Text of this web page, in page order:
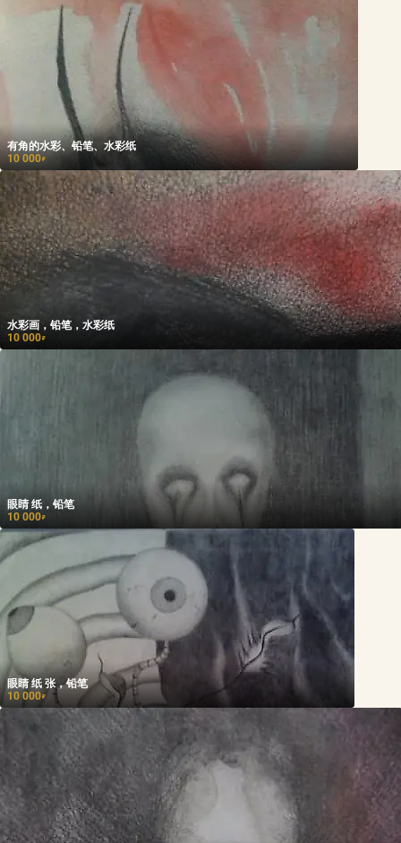
有角的水彩、铅笔、水彩纸
10 000₽
水彩画，铅笔，水彩纸
10 000₽
眼睛 纸，铅笔
10 000₽
眼睛 纸 张，铅笔
10 000₽